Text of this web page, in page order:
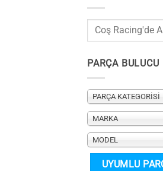
Ara:
PARÇA BULUCU
PARÇA KATEGORİSİ
MARKA
MODEL